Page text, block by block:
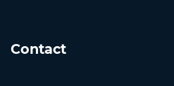
Contact